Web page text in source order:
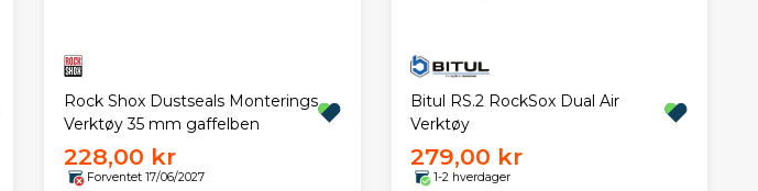
Rock Shox Dustseals Monterings
Verktøy 35 mm gaffelben
228,00 kr
Forventet 17/06/2027
Bitul RS.2 RockSox Dual Air
Verktøy
279,00 kr
1-2 hverdager